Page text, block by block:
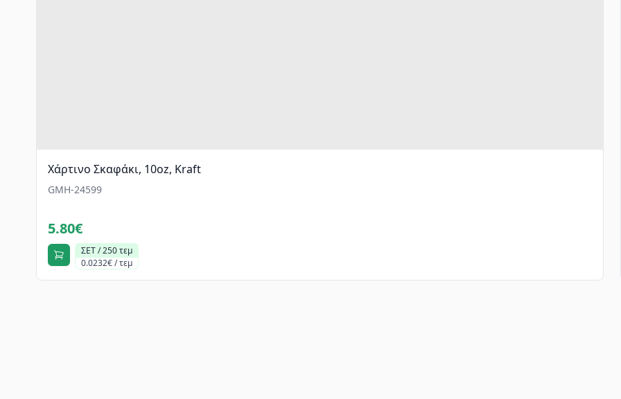
Χάρτινο Σκαφάκι, 10oz, Kraft
GMH-24599
5.80€
ΣΕΤ / 250 τεμ
0.0232€ / τεμ